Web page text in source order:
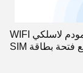
Olax G5018 5G مودم CPE WiFi6 مودم لاسلكي WIFI